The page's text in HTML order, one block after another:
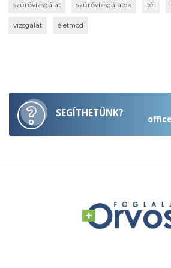
szűrővizsgálat szűrővizsgálatok tél
vizsgálat életmód
SEGÍTHETÜNK?